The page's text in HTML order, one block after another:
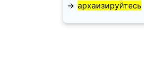
→ архаизируйтесь